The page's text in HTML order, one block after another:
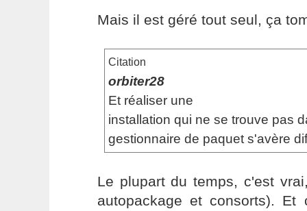
Mais il est géré tout seul, ça
Citation
orbiter28
Et réaliser une
installation qui ne se trouve pas
gestionnaire de paquet s'avère
Le plupart du temps, c'est
autopackage et consorts).